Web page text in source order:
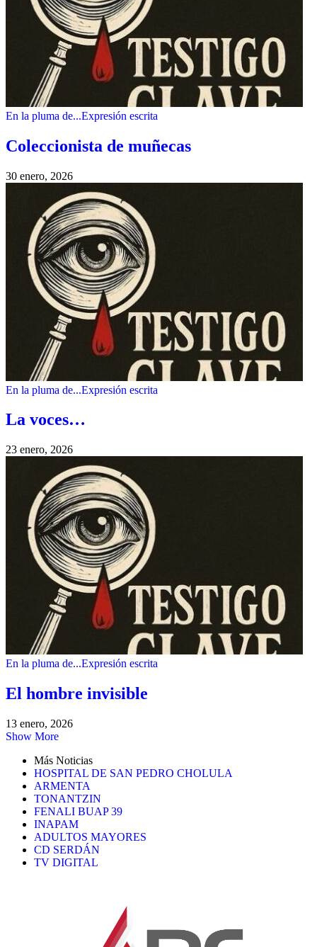
En la pluma de...Expresión escrita
Coleccionista de muñecas
30 enero, 2026
En la pluma de...Expresión escrita
La voces…
23 enero, 2026
En la pluma de...Expresión escrita
El hombre invisible
13 enero, 2026
Show More
Más Noticias
HOSPITAL DE SAN PEDRO CHOLULA
ARMENTA
TONANTZIN
FENALI BUAP 39
INAPAM
ADULTOS MAYORES
CD SERDÁN
TV DIGITAL